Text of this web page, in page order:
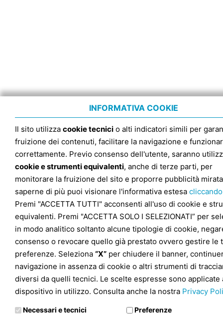
INFORMATIVA COOKIE
Il sito utilizza cookie tecnici o alti indicatori simili per
fruizione dei contenuti, facilitare la navigazione e
correttamente. Previo consenso dell'utente, saranno
cookie e strumenti equivalenti, anche di terze parti, per
monitorare la fruizione del sito e proporre pubblicità
saperne di più puoi visionare l'informativa estesa
Premi "ACCETTA TUTTI" acconsenti all'uso di cookie e
equivalenti. Premi "ACCETTA SOLO I SELEZIONATI” per
in modo analitico soltanto alcune tipologie di cookie,
consenso o revocare quello già prestato ovvero gestire le
preferenze. Seleziona “X” per chiudere il banner,
navigazione in assenza di cookie o altri strumenti di
diversi da quelli tecnici. Le scelte espresse sono applicate
dispositivo in utilizzo. Consulta anche la nostra Privacy
Necessari e tecnici Preferenze